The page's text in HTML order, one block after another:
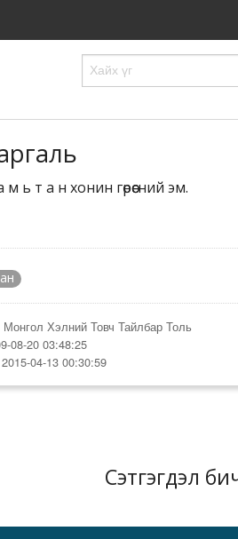
м ь т а н хонин гөрөөсний эм.
Хэлний Товч Тайлбар Толь
08-20 03:48:25
04-13 00:30:59
Сэтгэгдэл